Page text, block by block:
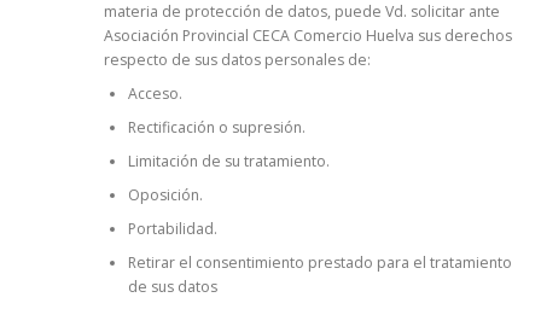
materia de protección de datos, puede Vd. solicitar ante
Asociación Provincial CECA Comercio Huelva sus derechos
respecto de sus datos personales de:
Acceso.
Rectificación o supresión.
Limitación de su tratamiento.
Oposición.
Portabilidad.
Retirar el consentimiento prestado para el tratamiento
de sus datos